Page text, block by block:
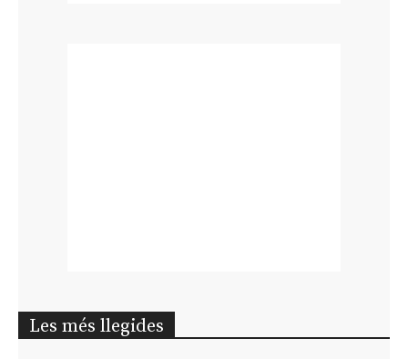
Les més llegides